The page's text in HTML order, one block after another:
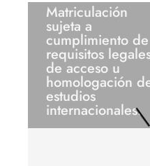
Matriculación
sujeta a
cumplimiento de
requisitos
de acceso u
homologación
estudios
internacionales.